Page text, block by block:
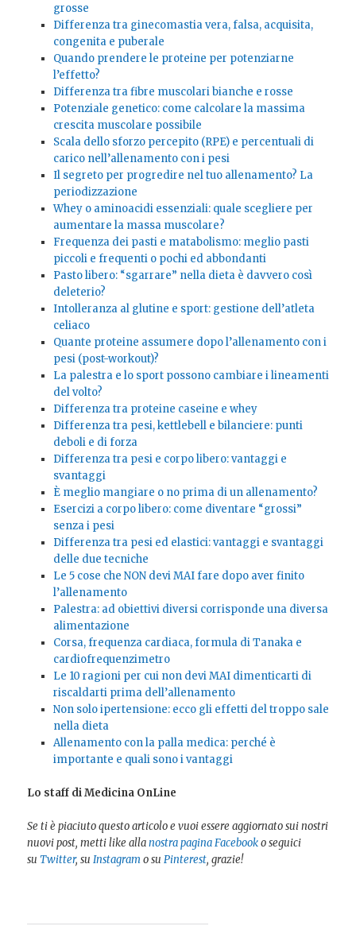
grosse
Differenza tra ginecomastia vera, falsa, acquisita,
congenita e puberale
Quando prendere le proteine per potenziarne
l’effetto?
Differenza tra fibre muscolari bianche e rosse
Potenziale genetico: come calcolare la massima
crescita muscolare possibile
Scala dello sforzo percepito (RPE) e percentuali di
carico nell’allenamento con i pesi
Il segreto per progredire nel tuo allenamento? La
periodizzazione
Whey o aminoacidi essenziali: quale scegliere per
aumentare la massa muscolare?
Frequenza dei pasti e matabolismo: meglio pasti
piccoli e frequenti o pochi ed abbondanti
Pasto libero: “sgarrare” nella dieta è davvero così
deleterio?
Intolleranza al glutine e sport: gestione dell’atleta
celiaco
Quante proteine assumere dopo l’allenamento con i
pesi (post-workout)?
La palestra e lo sport possono cambiare i lineamenti
del volto?
Differenza tra proteine caseine e whey
Differenza tra pesi, kettlebell e bilanciere: punti
deboli e di forza
Differenza tra pesi e corpo libero: vantaggi e
svantaggi
È meglio mangiare o no prima di un allenamento?
Esercizi a corpo libero: come diventare “grossi”
senza i pesi
Differenza tra pesi ed elastici: vantaggi e svantaggi
delle due tecniche
Le 5 cose che NON devi MAI fare dopo aver finito
l’allenamento
Palestra: ad obiettivi diversi corrisponde una diversa
alimentazione
Corsa, frequenza cardiaca, formula di Tanaka e
cardiofrequenzimetro
Le 10 ragioni per cui non devi MAI dimenticarti di
riscaldarti prima dell’allenamento
Non solo ipertensione: ecco gli effetti del troppo sale
nella dieta
Allenamento con la palla medica: perché è
importante e quali sono i vantaggi
Lo staff di Medicina OnLine
Se ti è piaciuto questo articolo e vuoi essere aggiornato sui nostri
nuovi post, metti like allanostra pagina Facebooko seguici
suTwitter, suInstagramo suPinterest, grazie!